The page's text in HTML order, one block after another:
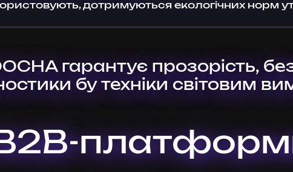
дотримуються екологічних норм
гарантує прозорість,
бу техніки світовим